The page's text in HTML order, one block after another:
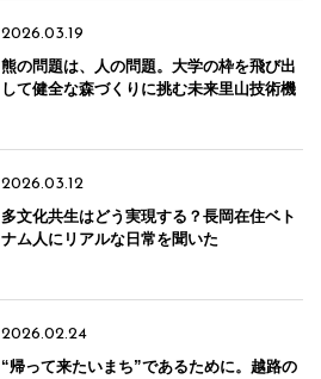
2026.03.19
熊の問題は、人の問題。大学の枠を飛び出
して健全な森づくりに挑む未来里山技術機
2026.03.12
多文化共生はどう実現する？長岡在住ベト
ナム人にリアルな日常を聞いた
2026.02.24
“帰って来たいまち”であるために。越路の